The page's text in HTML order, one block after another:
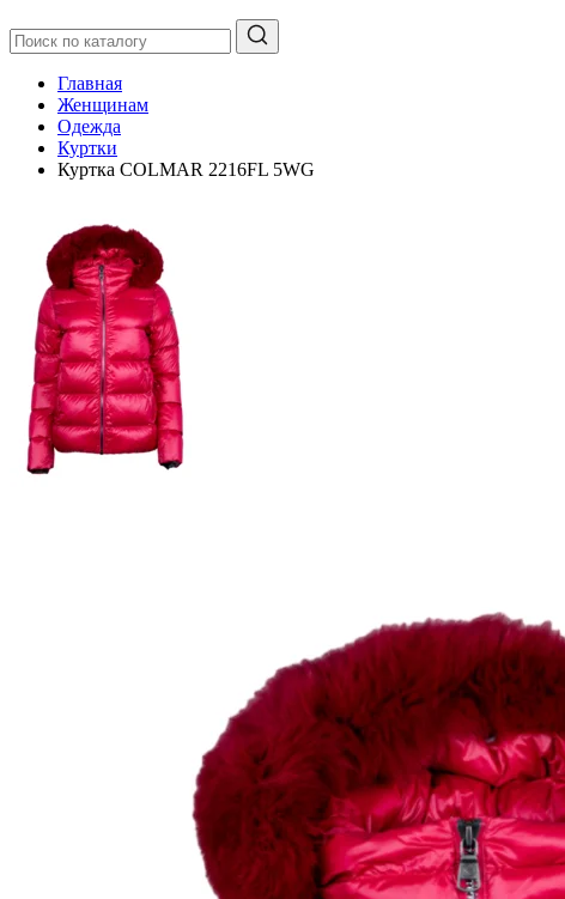
Главная
Женщинам
Одежда
Куртки
Куртка COLMAR 2216FL 5WG